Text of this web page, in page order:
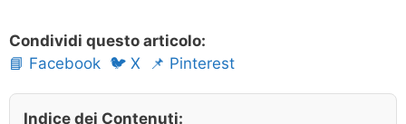
Condividi questo articolo:
📘 Facebook 🐦 X 📌 Pinterest
Indice dei Contenuti: